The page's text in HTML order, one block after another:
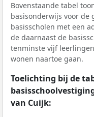
Bovenstaande tabel
basisonderwijs voor de
basisscholen met een
de daarnaast de
tenminste vijf
wonen naartoe gaan.
Toelichting bij de
van Cuijk: